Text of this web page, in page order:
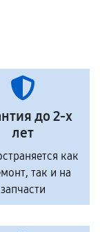
до 2-х
лет
как
так и на
запчасти